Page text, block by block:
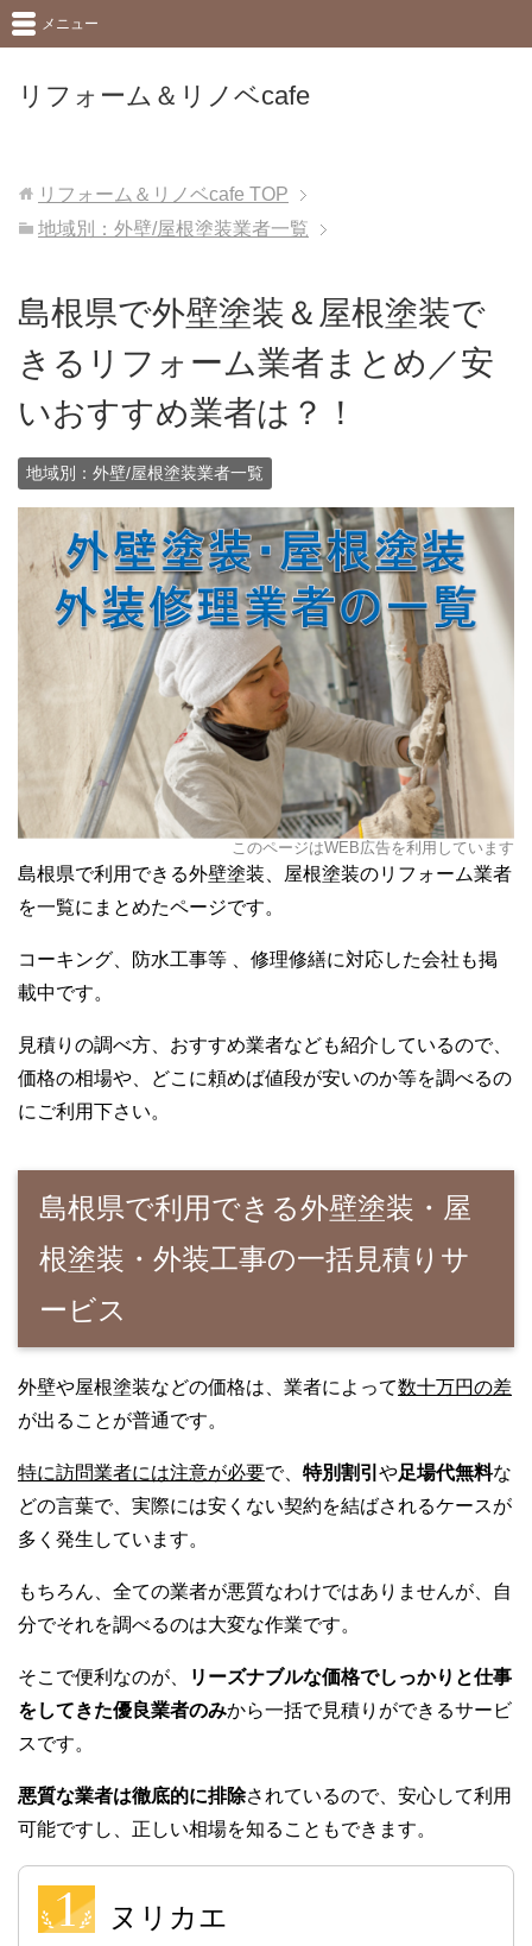
リフォーム＆リノベcafe
メニュー
リフォーム＆リノベcafe TOP
地域別：外壁/屋根塗装業者一覧
島根県で外壁塗装＆屋根塗装で
きるリフォーム業者まとめ／安
いおすすめ業者は？！
地域別：外壁/屋根塗装業者一覧
このページはWEB広告を利用しています
島根県で利用できる外壁塗装、屋根塗装のリフォーム業者
を一覧にまとめたページです。
コーキング、防水工事等 、修理修繕に対応した会社も掲
載中です。
見積りの調べ方、おすすめ業者なども紹介しているので、
価格の相場や、どこに頼めば値段が安いのか等を調べるの
にご利用下さい。
島根県で利用できる外壁塗装・屋
根塗装・外装工事の一括見積りサ
ービス
外壁や屋根塗装などの価格は、業者によって数十万円の差
が出ることが普通です。
特に訪問業者には注意が必要で、 特別割引 や足場代無料な
どの言葉で、実際には安くない契約を結ばされるケースが
多く発生しています。
もちろん、全ての業者が悪質なわけではありませんが、自
分でそれを調べるのは大変な作業です。
そこで便利なのが、
リーズナブルな価格でしっかりと仕事
をしてきた優良業者のみから一括で見積りができるサービ
スです。
悪質な業者は徹底的に排除されているので、安心して利用
可能ですし、正しい相場を知ることもできます。
ヌリカエ